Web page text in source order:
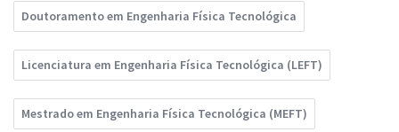
Doutoramento em Engenharia Física Tecnológica
Licenciatura em Engenharia Física Tecnológica (LEFT)
Mestrado em Engenharia Física Tecnológica (MEFT)